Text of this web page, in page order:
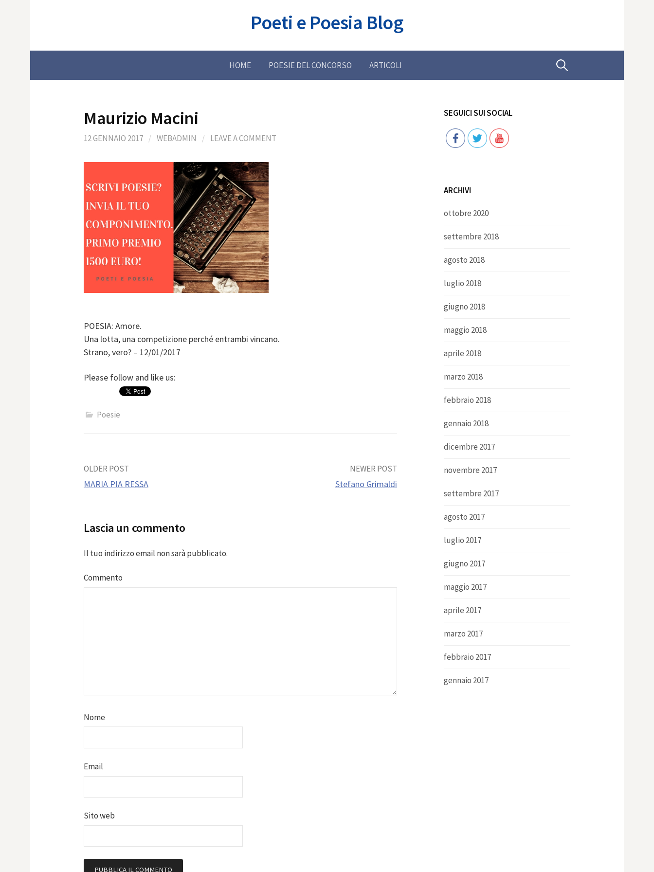
Poeti e Poesia Blog
HOME POESIE DEL CONCORSO ARTICOLI Ricerca
Maurizio Macini
12 GENNAIO 2017 / WEBADMIN / LEAVE A COMMENT
POESIA: Amore.
Una lotta, una competizione perché entrambi vincano.
Strano, vero? – 12/01/2017
Please follow and like us:
Poesie
Post
OLDER POST
MARIA PIA RESSA
NEWER POST
Stefano Grimaldi
Lascia un commento
Il tuo indirizzo email non sarà pubblicato.
Commento
Nome
Email
Sito web
SEGUICI SUI SOCIAL
Follow
ARCHIVI
ottobre 2020
settembre 2018
agosto 2018
luglio 2018
giugno 2018
maggio 2018
aprile 2018
marzo 2018
febbraio 2018
gennaio 2018
dicembre 2017
novembre 2017
settembre 2017
agosto 2017
luglio 2017
giugno 2017
maggio 2017
aprile 2017
marzo 2017
febbraio 2017
gennaio 2017